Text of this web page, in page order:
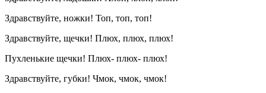
Здравствуйте, ножки! Топ, топ, топ!
Здравствуйте, щечки! Плюх, плюх, плюх!
Пухленькие щечки! Плюх- плюх- плюх!
Здравствуйте, губки! Чмок, чмок, чмок!